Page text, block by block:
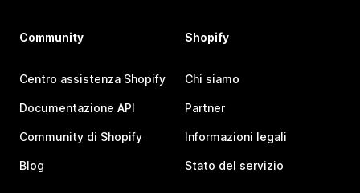
Community
Centro assistenza Shopify
Documentazione API
Community di Shopify
Blog
Shopify
Chi siamo
Partner
Informazioni legali
Stato del servizio